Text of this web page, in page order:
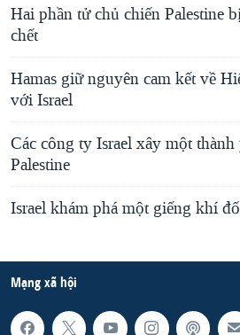
Hai phần tử chủ chiến Palestine
chết
Hamas giữ nguyên cam kết về
với Israel
Các công ty Israel xây một
Palestine
Israel khám phá một giếng khí
Mạng xã hội